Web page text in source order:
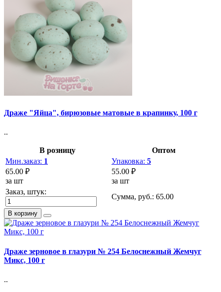
Драже "Яйца", бирюзовые матовые в крапинку, 100 г
..
В розницу
Оптом
Мин.заказ: 1
65.00 ₽
за шт
Упаковка: 5
55.00 ₽
за шт
Заказ, штук:
Сумма, руб.: 65.00
В корзину
Драже зерновое в глазури № 254 Белоснежный Жемчуг
Микс, 100 г
..